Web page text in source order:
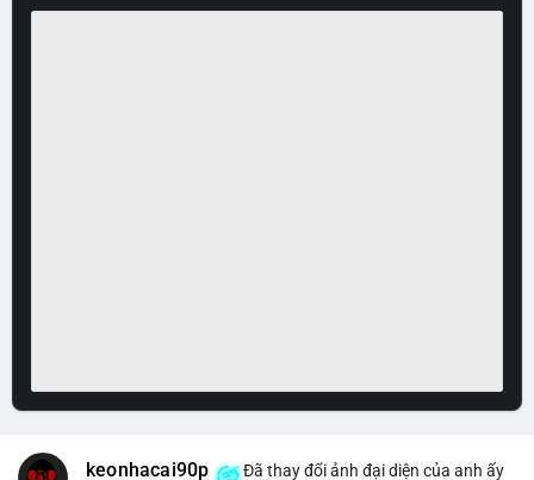
keonhacai90p Đã thay đổi ảnh đại diện của anh ấy